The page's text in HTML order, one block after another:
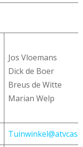
Jos Vloemans
Dick de Boer
Breus de Witte
Marian Welp